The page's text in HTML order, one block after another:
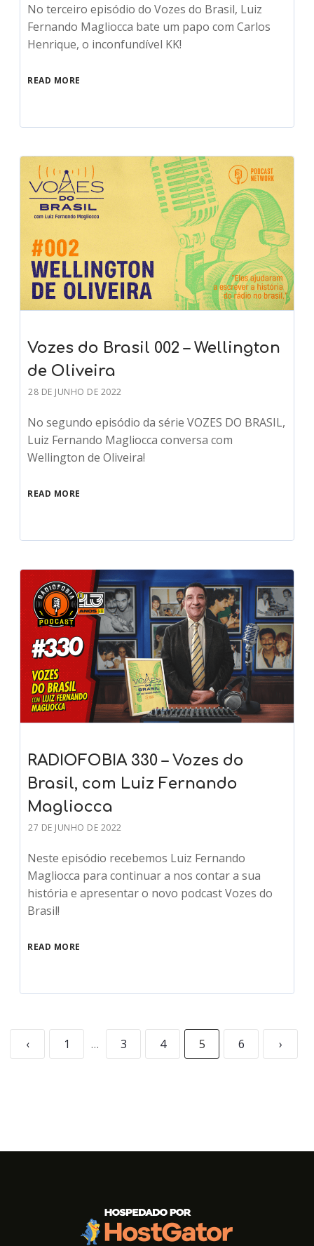
No terceiro episódio do Vozes do Brasil, Luiz
Fernando Magliocca bate um papo com Carlos
Henrique, o inconfundível KK!
READ MORE
Vozes do Brasil 002 – Wellington
de Oliveira
28 DE JUNHO DE 2022
No segundo episódio da série VOZES DO BRASIL,
Luiz Fernando Magliocca conversa com
Wellington de Oliveira!
READ MORE
RADIOFOBIA 330 – Vozes do
Brasil, com Luiz Fernando
Magliocca
27 DE JUNHO DE 2022
Neste episódio recebemos Luiz Fernando
Magliocca para continuar a nos contar a sua
história e apresentar o novo podcast Vozes do
Brasil!
READ MORE
‹ 1 … 3 4 5 6 ›